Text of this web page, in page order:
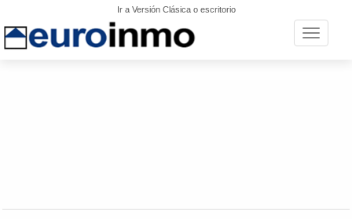
Ir a Versión Clásica o escritorio
Toggle